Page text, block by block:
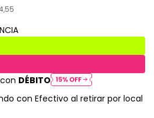
DÉBITO
con Efectivo al retirar por local